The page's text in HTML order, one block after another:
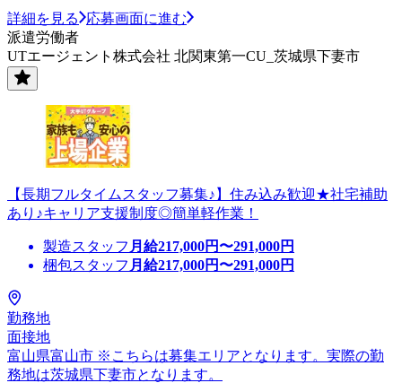
詳細を見る
応募画面に進む
派遣労働者
UTエージェント株式会社 北関東第一CU_茨城県下妻市
【長期フルタイムスタッフ募集♪】住み込み歓迎★社宅補助
あり♪キャリア支援制度◎簡単軽作業！
製造スタッフ 月給217,000円〜291,000円
梱包スタッフ 月給217,000円〜291,000円
勤務地
面接地
富山県富山市 ※こちらは募集エリアとなります。実際の勤
務地は茨城県下妻市となります。